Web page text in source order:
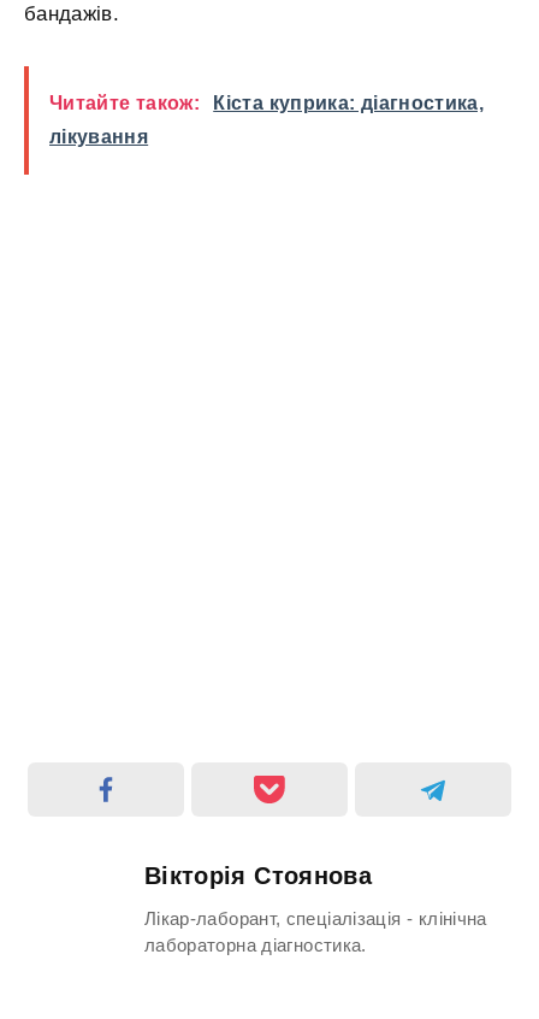
бандажів.
Читайте також:
Кіста куприка: діагностика,
лікування
Вікторія Стоянова
Лікар-лаборант, спеціалізація - клінічна
лабораторна діагностика.